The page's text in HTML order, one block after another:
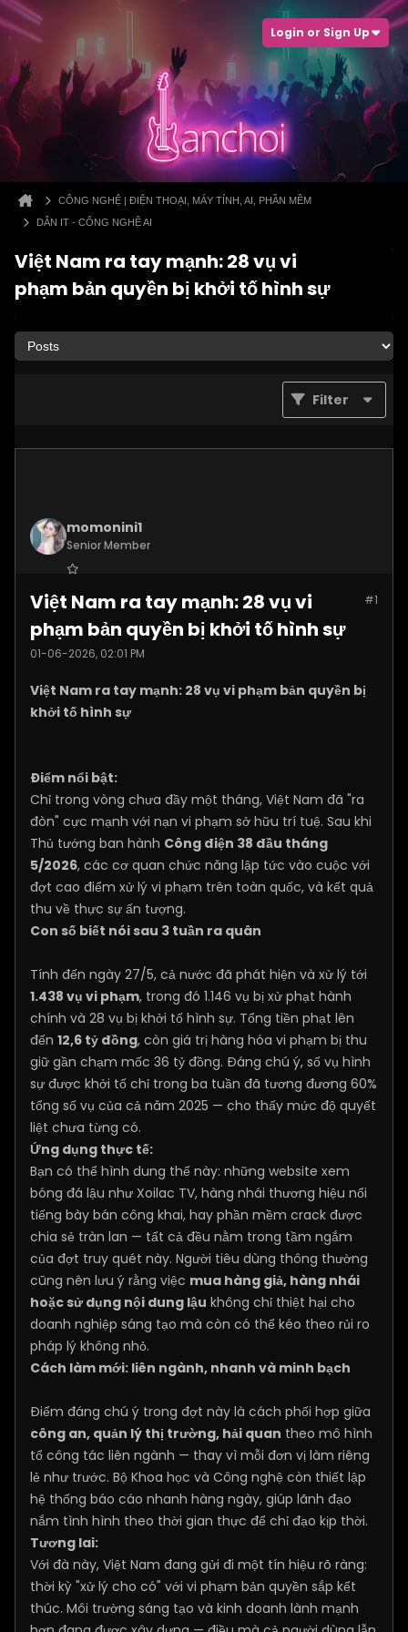
Login or Sign Up
CÔNG NGHỆ | ĐIỆN THOẠI, MÁY TÍNH, AI, PHẦN MỀM
DÂN IT - CÔNG NGHỆ AI
Việt Nam ra tay mạnh: 28 vụ vi
phạm bản quyền bị khởi tố hình sự
Filter
momonini1
Senior Member
Posts:5399 #1
Việt Nam ra tay mạnh: 28 vụ vi
phạm bản quyền bị khởi tố hình sự
01-06-2026, 02:01 PM
Việt Nam ra tay mạnh: 28 vụ vi phạm bản quyền bị
khởi tố hình sự
Điểm nổi bật:
Chỉ trong vòng chưa đầy một tháng, Việt Nam đã "ra
đòn" cực mạnh với nạn vi phạm sở hữu trí tuệ. Sau khi
Thủ tướng ban hành Công điện 38 đầu tháng
5/2026, các cơ quan chức năng lập tức vào cuộc với
đợt cao điểm xử lý vi phạm trên toàn quốc, và kết quả
thu về thực sự ấn tượng.
Con số biết nói sau 3 tuần ra quân
Tính đến ngày 27/5, cả nước đã phát hiện và xử lý tới
1.438 vụ vi phạm, trong đó 1.146 vụ bị xử phạt hành
chính và 28 vụ bị khởi tố hình sự. Tổng tiền phạt lên
đến 12,6 tỷ đồng, còn giá trị hàng hóa vi phạm bị thu
giữ gần chạm mốc 36 tỷ đồng. Đáng chú ý, số vụ hình
sự được khởi tố chỉ trong ba tuần đã tương đương 60%
tổng số vụ của cả năm 2025 — cho thấy mức độ quyết
liệt chưa từng có.
Ứng dụng thực tế:
Bạn có thể hình dung thế này: những website xem
bóng đá lậu như Xoilac TV, hàng nhái thương hiệu nổi
tiếng bày bán công khai, hay phần mềm crack được
chia sẻ tràn lan — tất cả đều nằm trong tầm ngắm
của đợt truy quét này. Người tiêu dùng thông thường
cũng nên lưu ý rằng việc mua hàng giả, hàng nhái
hoặc sử dụng nội dung lậu không chỉ thiệt hại cho
doanh nghiệp sáng tạo mà còn có thể kéo theo rủi ro
pháp lý không nhỏ.
Cách làm mới: liên ngành, nhanh và minh bạch
Điểm đáng chú ý trong đợt này là cách phối hợp giữa
công an, quản lý thị trường, hải quan theo mô hình
tổ công tác liên ngành — thay vì mỗi đơn vị làm riêng
lẻ như trước. Bộ Khoa học và Công nghệ còn thiết lập
hệ thống báo cáo nhanh hàng ngày, giúp lãnh đạo
nắm tình hình theo thời gian thực để chỉ đạo kịp thời.
Tương lai:
Với đà này, Việt Nam đang gửi đi một tín hiệu rõ ràng:
thời kỳ "xử lý cho có" với vi phạm bản quyền sắp kết
thúc. Môi trường sáng tạo và kinh doanh lành mạnh